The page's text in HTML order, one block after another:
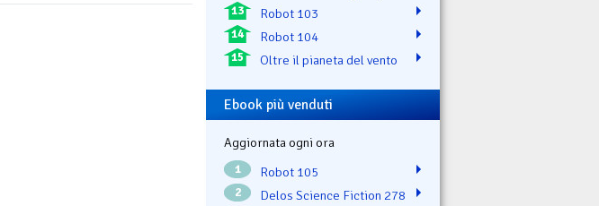
13 Robot 103
14 Robot 104
15 Oltre il pianeta del vento
Ebook più venduti
Aggiornata ogni ora
1 Robot 105
2 Delos Science Fiction 278